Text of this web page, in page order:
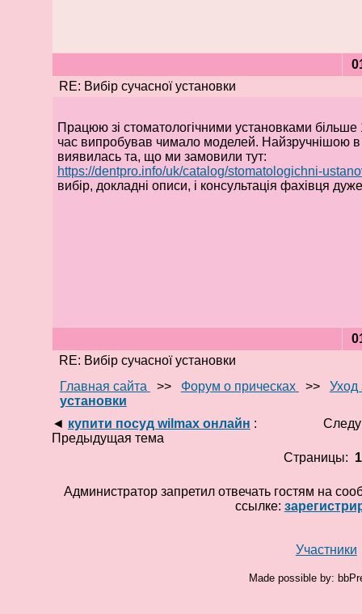
RE: Вибір сучасної установки
Працюю зі стоматологічними установками більше
час випробував чимало моделей. Найзручнішою в
виявилась та, що ми замовили тут:
https://dentpro.info/uk/catalog/stomatologichni-
вибір, докладні описи, і консультація фахівця
RE: Вибір сучасної установки
Главная сайта
>> Форум о прическах >> Уход
установки
◄ купити посуд wilmax онлайн :
Предыдущая тема
Страницы: 1
Администратор запретил отвечать гостям на
ссылке:
Участники
Made possible by: